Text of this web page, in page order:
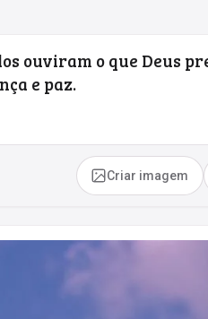
ouviram o que Deus
e paz.
Criar imagem